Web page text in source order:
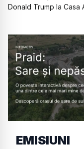
Donald Trump la Casa
EMISIUNI